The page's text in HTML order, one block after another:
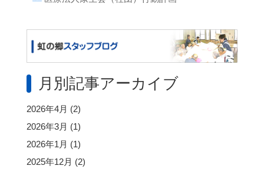
月別記事アーカイブ
2026年4月 (2)
2026年3月 (1)
2026年1月 (1)
2025年12月 (2)